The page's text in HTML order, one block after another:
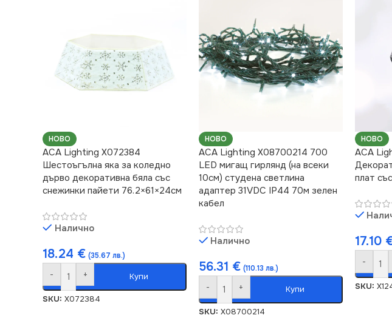
НОВО
ACA Lighting X072384
Шестоъгълна яка за коледно
дърво декоративна бяла със
снежинки пайети 76.2×61×24см
Налично
18.24 € (35.67 лв.)
- + Купи
SKU: X072384
НОВО
ACA Lighting X08700214 700
LED мигащ гирлянд (на всеки
10см) студена светлина
адаптер 31VDC IP44 70м зелен
кабел
Налично
56.31 € (110.13 лв.)
- + Купи
SKU: X08700214
НОВО
ACA
плат
17.10
-
SKU: